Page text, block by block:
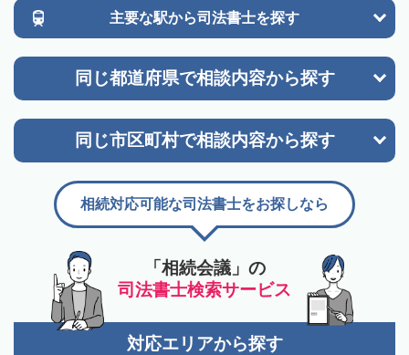
主要な駅から司法書士を探す
同じ都道府県で相談内容から探す
同じ市区町村で相談内容から探す
「相続会議」の
司法書士検索サービス
相続対応可能な司法書士をお探しなら
対応エリアから探す